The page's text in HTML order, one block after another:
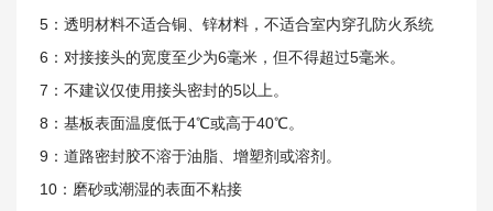
5：透明材料不适合铜、锌材料，不适合室内穿孔防火系统
6：对接接头的宽度至少为6毫米，但不得超过5毫米。
7：不建议仅使用接头密封的5以上。
8：基板表面温度低于4℃或高于40℃。
9：道路密封胶不溶于油脂、增塑剂或溶剂。
10：磨砂或潮湿的表面不粘接